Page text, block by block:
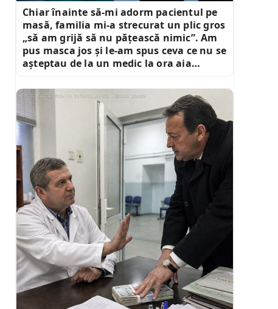
Chiar înainte să-mi adorm pacientul pe
masă, familia mi-a strecurat un plic gros
„să am grijă să nu pățească nimic”. Am
pus masca jos și le-am spus ceva ce nu se
așteptau de la un medic la ora aia…